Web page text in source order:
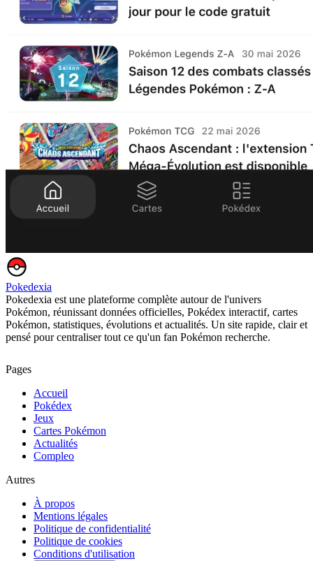
Pokedexia
Pokedexia est une plateforme complète autour de l'univers
Pokémon, réunissant données officielles, Pokédex interactif, cartes
Pokémon, statistiques, évolutions et actualités. Un site rapide, clair et
pensé pour centraliser tout ce qu'un fan Pokémon recherche.
Pages
Accueil
Pokédex
Jeux
Cartes Pokémon
Actualités
Compleo
Autres
À propos
Mentions légales
Politique de confidentialité
Politique de cookies
Conditions d'utilisation